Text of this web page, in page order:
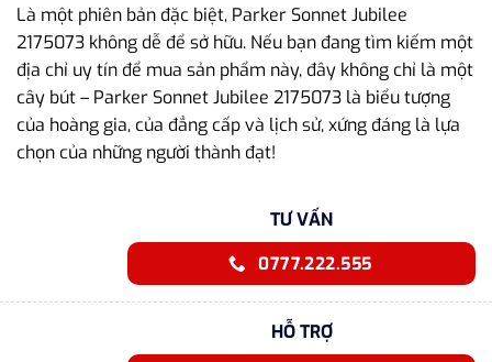
Là một phiên bản đặc biệt, Parker Sonnet Jubilee
2175073 không dễ để sở hữu. Nếu bạn đang tìm kiếm một
địa chỉ uy tín để mua sản phẩm này, đây không chỉ là một
cây bút – Parker Sonnet Jubilee 2175073 là biểu tượng
của hoàng gia, của đẳng cấp và lịch sử, xứng đáng là lựa
chọn của những người thành đạt!
TƯ VẤN
0777.222.555
HỖ TRỢ